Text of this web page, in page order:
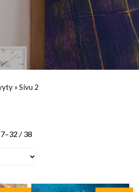
» Sivu 2
/ 38